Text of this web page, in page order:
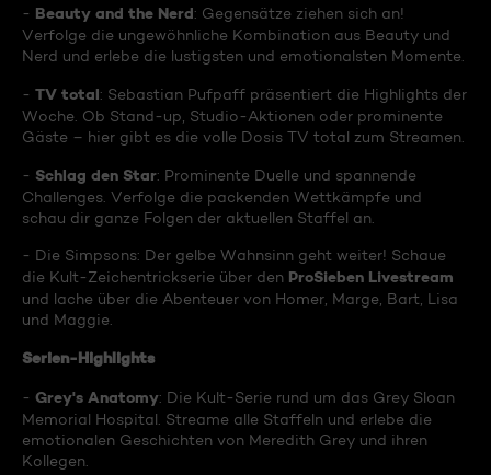
- Beauty and the Nerd: Gegensätze ziehen sich an!
Verfolge die ungewöhnliche Kombination aus Beauty und
Nerd und erlebe die lustigsten und emotionalsten Momente.
- TV total: Sebastian Pufpaff präsentiert die Highlights der
Woche. Ob Stand-up, Studio-Aktionen oder prominente
Gäste – hier gibt es die volle Dosis TV total zum Streamen.
- Schlag den Star: Prominente Duelle und spannende
Challenges. Verfolge die packenden Wettkämpfe und
schau dir ganze Folgen der aktuellen Staffel an.
- Die Simpsons: Der gelbe Wahnsinn geht weiter! Schaue
die Kult-Zeichentrickserie über den ProSieben Livestream
und lache über die Abenteuer von Homer, Marge, Bart, Lisa
und Maggie.
Serien-Highlights
- Grey's Anatomy: Die Kult-Serie rund um das Grey Sloan
Memorial Hospital. Streame alle Staffeln und erlebe die
emotionalen Geschichten von Meredith Grey und ihren
Kollegen.